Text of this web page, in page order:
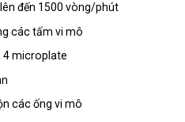
đến 1500 vòng/phút
các tấm vi mô
4 microplate
các ống vi mô